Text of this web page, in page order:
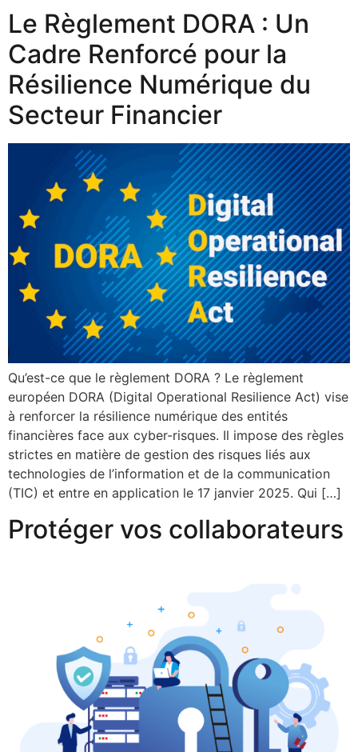
Le Règlement DORA : Un
Cadre Renforcé pour la
Résilience Numérique du
Secteur Financier
Qu’est-ce que le règlement DORA ? Le règlement
européen DORA (Digital Operational Resilience Act) vise
à renforcer la résilience numérique des entités
financières face aux cyber-risques. Il impose des règles
strictes en matière de gestion des risques liés aux
technologies de l’information et de la communication
(TIC) et entre en application le 17 janvier 2025. Qui […]
Protéger vos collaborateurs